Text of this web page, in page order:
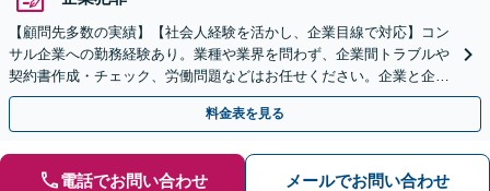
【顧問先多数の実績】【社会人経験を活かし、企業目線で対応】コン
サル企業への勤務経験あり。業種や業界を問わず、企業間トラブルや
契約書作成・チェック、労働問題などはお任せください。企業と企業
の連携をつなぐ「橋渡し役」として、企業の発展をサポート
料金表を見る
電話でお問い合わせ メールでお問い合わせ